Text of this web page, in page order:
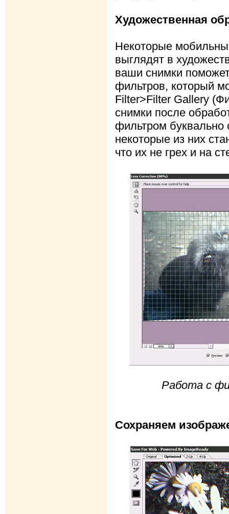
Художественная
Некоторые
выглядят в
ваши снимки
фильтров, который
Filter>Filter Gallery
снимки после
фильтром буквально
некоторые из них
что их не грех и на
Работа с
Сохраняем